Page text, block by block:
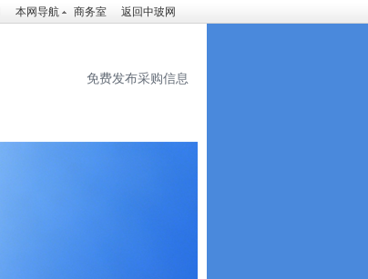
本网导航 商务室 返回中玻网
免费发布采购信息